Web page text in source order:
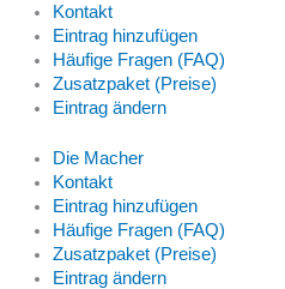
Kontakt
Eintrag hinzufügen
Häufige Fragen (FAQ)
Zusatzpaket (Preise)
Eintrag ändern
Die Macher
Kontakt
Eintrag hinzufügen
Häufige Fragen (FAQ)
Zusatzpaket (Preise)
Eintrag ändern